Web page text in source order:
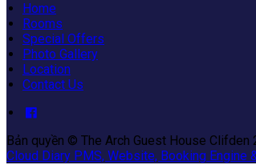
Home
Rooms
Special Offers
Photo Gallery
Location
Contact Us
Bản quyền © The Arch Guest House Clifden
Cloud Diary PMS, Website, Booking Engine